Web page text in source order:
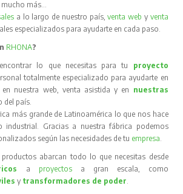
mucho más…
a lo largo de nuestro país,venta web y venta
especializados para ayudarte en cada paso.
RHONA?
lo que necesitas para tu proyecto
totalmente especializado para ayudarte en
nuestra web, venta asistida y en nuestras
del país.
más grande de Latinoamérica lo que nos hace
industrial. Gracias a nuestra fábrica podemos
según las necesidades de tu empresa.
abarcan todo lo que necesitas desde
a proyectos
a gran escala, como
y transformadores de poder.